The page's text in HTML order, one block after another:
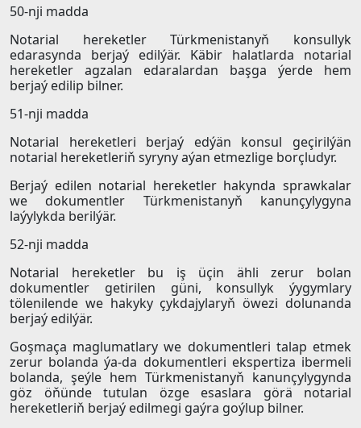
50-nji madda
Notarial hereketler Türkmenistanyň konsullyk
edarasynda berjaý edilýär. Käbir halatlarda notarial
hereketler agzalan edaralardan başga ýerde hem
berjaý edilip bilner.
51-nji madda
Notarial hereketleri berjaý edýän konsul geçirilýän
notarial hereketleriň syryny aýan etmezlige borçludyr.
Berjaý edilen notarial hereketler hakynda sprawkalar
we dokumentler Türkmenistanyň kanunçylygyna
laýylykda berilýär.
52-nji madda
Notarial hereketler bu iş üçin ähli zerur bolan
dokumentler getirilen güni, konsullyk ýygymlary
tölenilende we hakyky çykdajylaryň öwezi dolunanda
berjaý edilýär.
Goşmaça maglumatlary we dokumentleri talap etmek
zerur bolanda ýa-da dokumentleri ekspertiza ibermeli
bolanda, şeýle hem Türkmenistanyň kanunçylygynda
göz öňünde tutulan özge esaslara görä notarial
hereketleriň berjaý edilmegi gaýra goýlup bilner.